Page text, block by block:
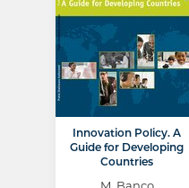
Innovation Policy. A
Guide for Developing
Countries